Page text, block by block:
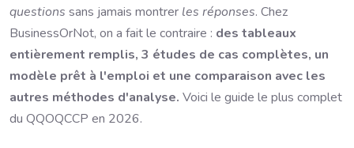
questions sans jamais montrer les réponses. Chez
BusinessOrNot, on a fait le contraire : des tableaux
entièrement remplis, 3 études de cas complètes, un
modèle prêt à l'emploi et une comparaison avec les
autres méthodes d'analyse. Voici le guide le plus complet
du QQOQCCP en 2026.